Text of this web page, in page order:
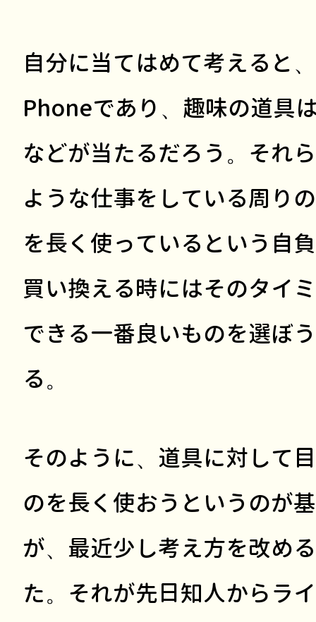
自分に当てはめて考えると
Phoneであり、趣味の道具
などが当たるだろう。それ
ような仕事をしている周り
を長く使っているという自
買い換える時にはそのタイ
できる一番良いものを選ぼ
る。
そのように、道具に対して
のを長く使おうというのが
が、最近少し考え方を改め
た。それが先日知人からラ